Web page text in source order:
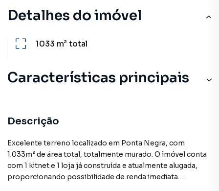
Detalhes do imóvel
1033 m²total
Características principais
Descrição
Excelente terreno localizado em Ponta Negra, com
1.033m² de área total, totalmente murado. O imóvel conta
com 1 kitnet e 1 loja já construída e atualmente alugada,
proporcionando possibilidade de renda imediata.